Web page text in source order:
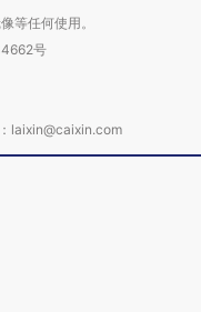
等任何使用。
号
laixin@caixin.com